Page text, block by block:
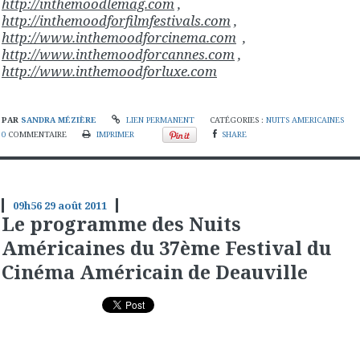
http://inthemoodforfilmfestivals.com,
http://www.inthemoodforcinema.com ,
http://www.inthemoodforcannes.com,
http://www.inthemoodforluxe.com
PAR SANDRA MÉZIÈRE LIEN PERMANENT CATÉGORIES :NUITS AMERICAINES
0 COMMENTAIRE IMPRIMER SHARE
09h56 29 août 2011
Le programme des Nuits
Américaines du 37ème Festival du
Cinéma Américain de Deauville